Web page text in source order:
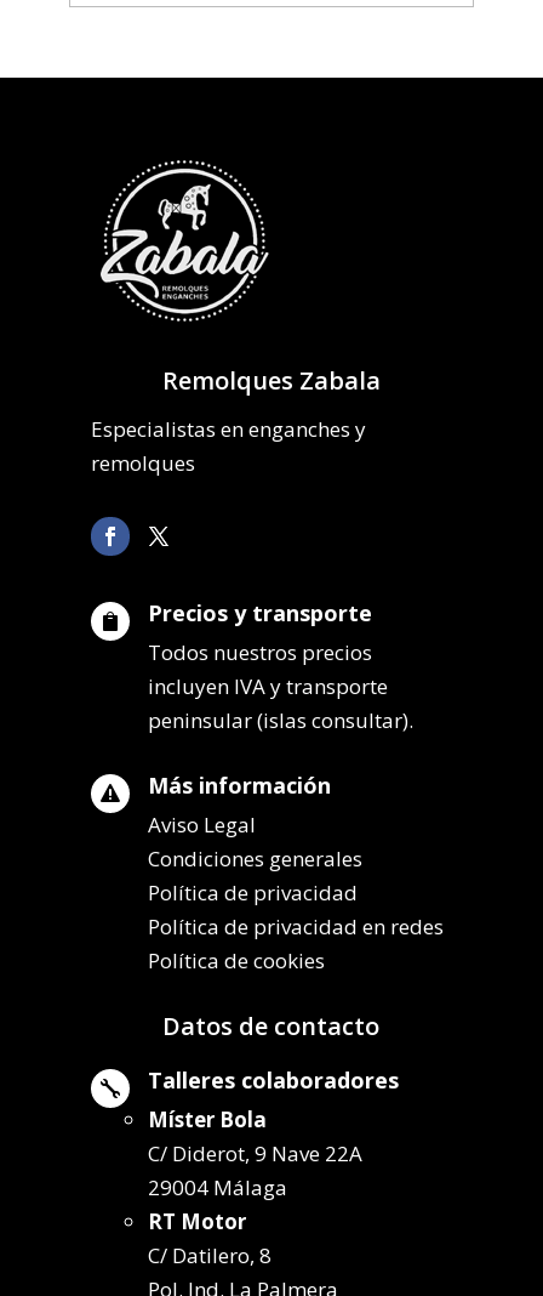
Remolques Zabala
Especialistas en enganches y
remolques
 Precios y transporte
Todos nuestros precios
incluyen IVA y transporte
peninsular (islas consultar).
 Más información
Aviso Legal
Condiciones generales
Política de privacidad
Política de privacidad en redes
Política de cookies
Datos de contacto
 Talleres colaboradores
Míster Bola
C/ Diderot, 9 Nave 22A
29004 Málaga
RT Motor
C/ Datilero, 8
Pol. Ind. La Palmera